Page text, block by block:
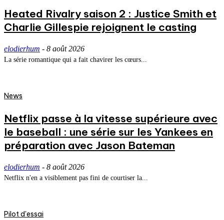
Heated Rivalry saison 2 : Justice Smith et
Charlie Gillespie rejoignent le casting
elodierhum - 8 août 2026
La série romantique qui a fait chavirer les cœurs...
News
Netflix passe à la vitesse supérieure avec
le baseball : une série sur les Yankees en
préparation avec Jason Bateman
elodierhum - 8 août 2026
Netflix n'en a visiblement pas fini de courtiser la...
Pilot d'essai